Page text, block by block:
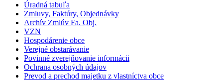
Úradná tabuľa
Zmluvy, Faktúry, Objednávky
Archív Zmlúv Fa. Obj.
VZN
Hospodárenie obce
Verejné obstarávanie
Povinné zverejňovanie informácii
Ochrana osobných údajov
Prevod a prechod majetku z vlastníctva obce